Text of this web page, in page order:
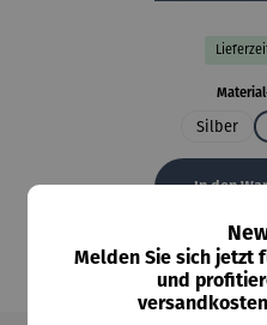
Silber
In den
Melden Sie sich jetzt
und